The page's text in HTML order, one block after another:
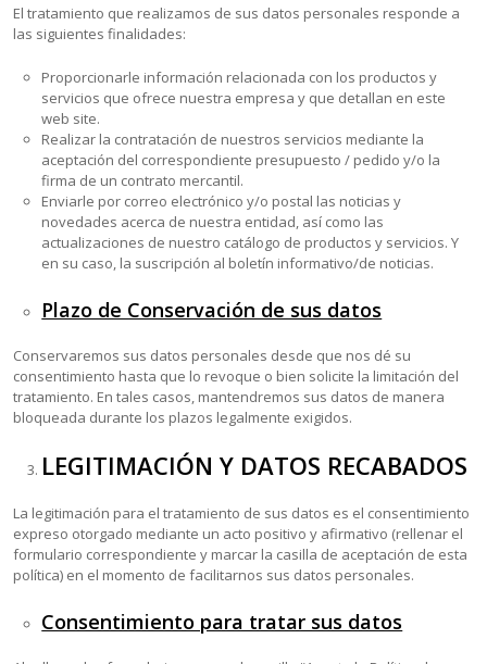
El tratamiento que realizamos de sus datos personales responde a
las siguientes finalidades:
Proporcionarle información relacionada con los productos y
servicios que ofrece nuestra empresa y que detallan en este
web site.
Realizar la contratación de nuestros servicios mediante la
aceptación del correspondiente presupuesto / pedido y/o la
firma de un contrato mercantil.
Enviarle por correo electrónico y/o postal las noticias y
novedades acerca de nuestra entidad, así como las
actualizaciones de nuestro catálogo de productos y servicios. Y
en su caso, la suscripción al boletín informativo/de noticias.
Plazo de Conservación de sus datos
Conservaremos sus datos personales desde que nos dé su
consentimiento hasta que lo revoque o bien solicite la limitación del
tratamiento. En tales casos, mantendremos sus datos de manera
bloqueada durante los plazos legalmente exigidos.
LEGITIMACIÓN Y DATOS RECABADOS
La legitimación para el tratamiento de sus datos es el consentimiento
expreso otorgado mediante un acto positivo y afirmativo (rellenar el
formulario correspondiente y marcar la casilla de aceptación de esta
política) en el momento de facilitarnos sus datos personales.
Consentimiento para tratar sus datos